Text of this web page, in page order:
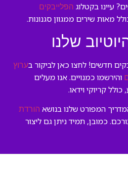
עיינו בקטלוג הפלייבקים
מאות שירים ממגוון סגנונות.
שלנו
חדשים! לחצו כאן לביקור בערוץ
והירשמו כמנויים. אנו מעלים
קריוקי וידאו.
המפורט שלנו בנושא הורדת
כמובן, תמיד ניתן גם ליצור